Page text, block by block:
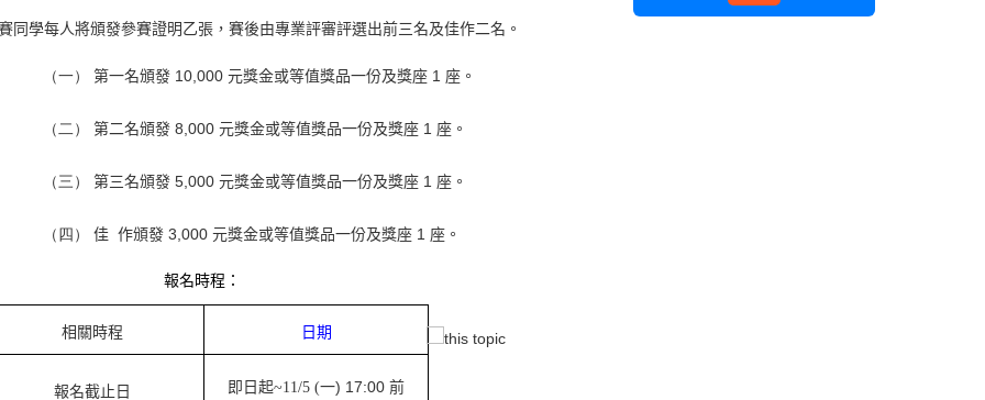
同學每人將頒發參賽證明乙張，賽後由專業評審評選出前三名及佳作二名。
（一） 第一名頒發 10,000 元獎金或等值獎品一份及獎座 1 座。
（二） 第二名頒發 8,000 元獎金或等值獎品一份及獎座 1 座。
（三） 第三名頒發 5,000 元獎金或等值獎品一份及獎座 1 座。
（四） 佳 作頒發 3,000 元獎金或等值獎品一份及獎座 1 座。
報名時程：
相關時程 日期
報名截止日 即日起~11/5 (一) 17:00 前